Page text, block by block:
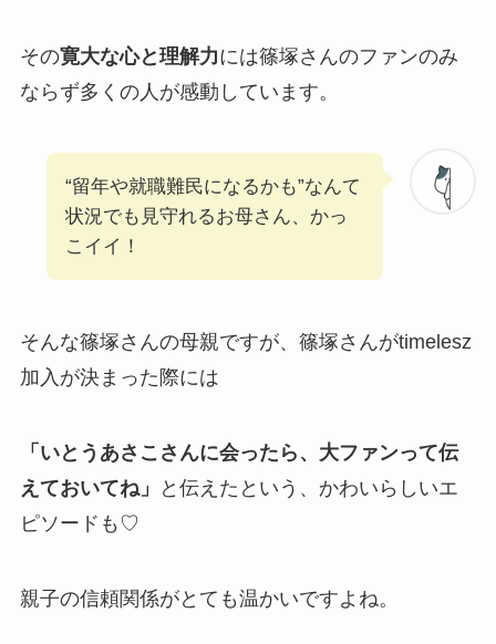
その寛大な心と理解力には篠塚さんのファンのみ
ならず多くの人が感動しています。
“留年や就職難民になるかも”なんて
状況でも見守れるお母さん、かっ
こイイ！
そんな篠塚さんの母親ですが、篠塚さんがtimelesz
加入が決まった際には
「いとうあさこさんに会ったら、大ファンって伝
えておいてね」
と伝えたという、かわいらしいエ
ピソードも♡
親子の信頼関係がとても温かいですよね。